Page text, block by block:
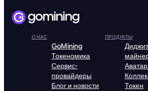
О НАС
GoMining
Токеномика
Сервис-
провайдеры
Блог и новости
ПРОДУКТЫ
Токен